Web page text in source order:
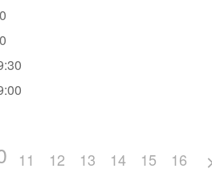
11 12 13 14 15 16